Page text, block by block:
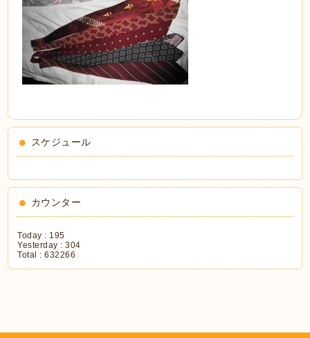
スケジュール
カウンター
Today : 195
Yesterday :304
Total :632266